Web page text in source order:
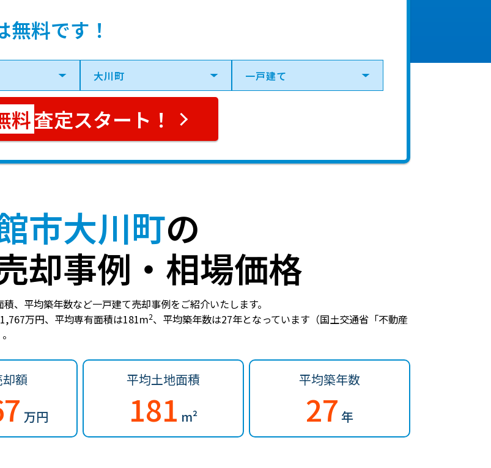
料です！
査定スタート！
市大川町の
却事例・相場価格
、平均築年数など一戸建て売却事例をご紹介いたします。
万円、 平均専有面積は181m2、 平均築年数は27年となっています（国土交通省「不動産
額
万円
平均土地面積
181 m²
平均築年数
27 年